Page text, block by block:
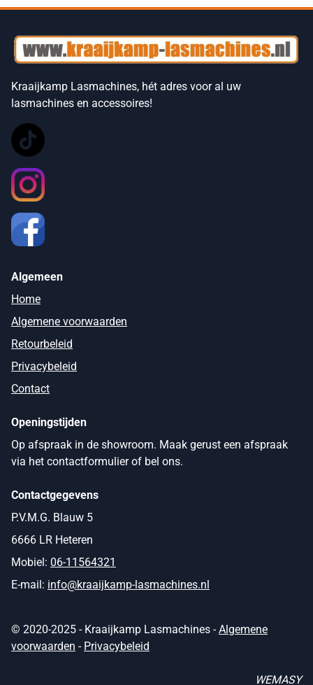
Kraaijkamp Lasmachines, hét adres voor al uw
lasmachines en accessoires!
Algemeen
Home
Algemene voorwaarden
Retourbeleid
Privacybeleid
Contact
Openingstijden
Op afspraak in de showroom. Maak gerust een afspraak
via het contactformulier of bel ons.
Contactgegevens
P.V.M.G. Blauw 5
6666 LR Heteren
Mobiel: 06-11564321
E-mail: info@kraaijkamp-lasmachines.nl
© 2020-2025 - Kraaijkamp Lasmachines -Algemene
voorwaarden - Privacybeleid
WEMASY